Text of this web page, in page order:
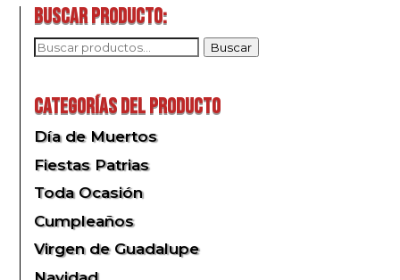
Buscar producto:
Buscar
Buscar
Categorías del producto
Día de Muertos
Fiestas Patrias
Toda Ocasión
Cumpleaños
Virgen de Guadalupe